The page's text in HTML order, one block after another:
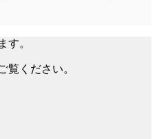
す。
覧ください。